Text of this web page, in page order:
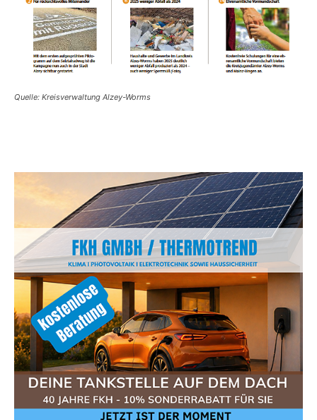
Quelle: Kreisverwaltung Alzey-Worms